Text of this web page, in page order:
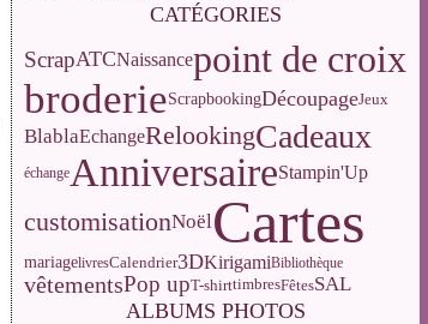
CATÉGORIES
ScrapATCNaissancepoint de croix
broderieScrapbookingDécoupageJeux
BlablaEchangeRelookingCadeaux
échangeAnniversaireStampin'Up
customisationNoëlCartes
mariagelivresCalendrier3DKirigamiBibliothèque
vêtementsPop upT-shirttimbresFêtesSAL
ALBUMS PHOTOS